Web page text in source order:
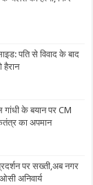
पति से विवाद के बाद
हैरान
गांधी के बयान पर CM
का अपमान
पर सख्ती,अब नगर
अनिवार्य